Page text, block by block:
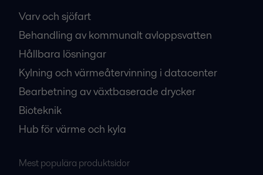
Varv och sjöfart
Behandling av kommunalt avloppsvatten
Hållbara lösningar
Kylning och värmeåtervinning i datacenter
Bearbetning av växtbaserade drycker
Bioteknik
Hub för värme och kyla
Mest populära produktsidor